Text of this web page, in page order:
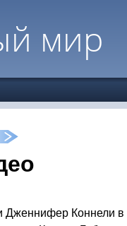
мир
Дженнифер Коннели в